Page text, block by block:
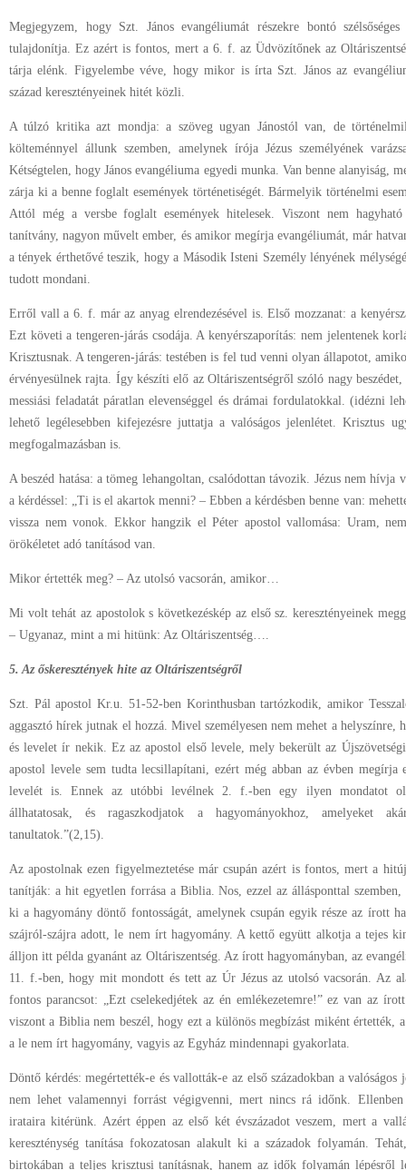
Megjegyzem, hogy Szt. János evangéliumát részekre bontó
tulajdonítja. Ez azért is fontos, mert a 6. f. az Üdvözítőnek az
tárja elénk. Figyelembe véve, hogy mikor is írta Szt. János az
század keresztényeinek hitét közli.
A túlzó kritika azt mondja: a szöveg ugyan Jánostól van, de
költeménnyel állunk szemben, amelynek írója Jézus személyének
Kétségtelen, hogy János evangéliuma egyedi munka. Van benne alanyiság,
zárja ki a benne foglalt események történetiségét. Bármelyik történelmi
Attól még a versbe foglalt események hitelesek. Viszont nem
tanítvány, nagyon művelt ember, és amikor megírja evangéliumát, már
a tények érthetővé teszik, hogy a Második Isteni Személy lényének
tudott mondani.
Erről vall a 6. f. már az anyag elrendezésével is. Első mozzanat: a
Ezt követi a tengeren-járás csodája. A kenyérszaporítás: nem jelentenek
Krisztusnak. A tengeren-járás: testében is fel tud venni olyan állapotot,
érvényesülnek rajta. Így készíti elő az Oltáriszentségről szóló nagy
messiási feladatát páratlan elevenséggel és drámai fordulatokkal. (idézni
lehető legélesebben kifejezésre juttatja a valóságos jelenlétet. Krisztus
megfogalmazásban is.
A beszéd hatása: a tömeg lehangoltan, csalódottan távozik. Jézus nem hívja
a kérdéssel: „Ti is el akartok menni? – Ebben a kérdésben benne van:
vissza nem vonok. Ekkor hangzik el Péter apostol vallomása: Uram,
örökéletet adó tanításod van.
Mikor értették meg? – Az utolsó vacsorán, amikor…
Mi volt tehát az apostolok s következéskép az első sz. keresztényeinek
– Ugyanaz, mint a mi hitünk: Az Oltáriszentség….
5. Az őskeresztények hite az Oltáriszentségről
Szt. Pál apostol Kr.u. 51-52-ben Korinthusban tartózkodik, amikor
aggasztó hírek jutnak el hozzá. Mivel személyesen nem mehet a helyszínre,
és levelet ír nekik. Ez az apostol első levele, mely bekerült az
apostol levele sem tudta lecsillapítani, ezért még abban az évben megírja
levelét is. Ennek az utóbbi levélnek 2. f.-ben egy ilyen mondatot
állhatatosak, és ragaszkodjatok a hagyományokhoz, amelyeket
tanultatok.”(2,15).
Az apostolnak ezen figyelmeztetése már csupán azért is fontos, mert a
tanítják: a hit egyetlen forrása a Biblia. Nos, ezzel az állásponttal szemben,
ki a hagyomány döntő fontosságát, amelynek csupán egyik része az írott
szájról-szájra adott, le nem írt hagyomány. A kettő együtt alkotja a tejes
álljon itt példa gyanánt az Oltáriszentség. Az írott hagyományban, az
11. f.-ben, hogy mit mondott és tett az Úr Jézus az utolsó vacsorán. Az
fontos parancsot: „Ezt cselekedjétek az én emlékezetemre!” ez van az
viszont a Biblia nem beszél, hogy ezt a különös megbízást miként értették, a
a le nem írt hagyomány, vagyis az Egyház mindennapi gyakorlata.
Döntő kérdés: megértették-e és vallották-e az első századokban a valóságos
nem lehet valamennyi forrást végigvenni, mert nincs rá időnk. Ellenben
irataira kitérünk. Azért éppen az első két évszázadot veszem, mert a
kereszténység tanítása fokozatosan alakult ki a századok folyamán.
birtokában a teljes krisztusi tanításnak, hanem az idők folyamán